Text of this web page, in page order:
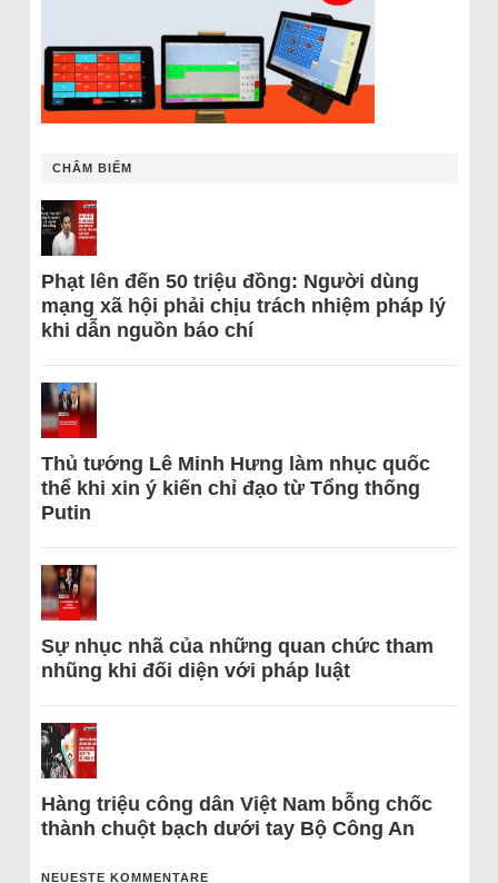
CHÂM BIẾM
Phạt lên đến 50 triệu đồng: Người dùng
mạng xã hội phải chịu trách nhiệm pháp lý
khi dẫn nguồn báo chí
Thủ tướng Lê Minh Hưng làm nhục quốc
thể khi xin ý kiến chỉ đạo từ Tổng thống
Putin
Sự nhục nhã của những quan chức tham
nhũng khi đối diện với pháp luật
Hàng triệu công dân Việt Nam bỗng chốc
thành chuột bạch dưới tay Bộ Công An
NEUESTE KOMMENTARE